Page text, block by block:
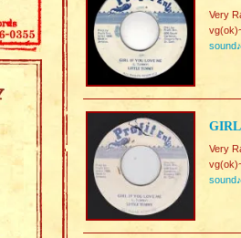
Very
sound♪
Very
sound♪